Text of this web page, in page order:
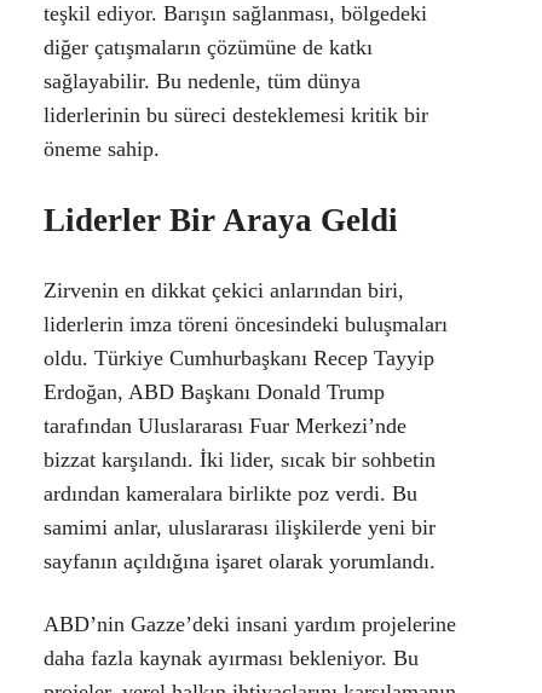
teşkil ediyor. Barışın sağlanması, bölgedeki
diğer çatışmaların çözümüne de katkı
sağlayabilir. Bu nedenle, tüm dünya
liderlerinin bu süreci desteklemesi kritik bir
öneme sahip.
Liderler Bir Araya Geldi
Zirvenin en dikkat çekici anlarından biri,
liderlerin imza töreni öncesindeki buluşmaları
oldu. Türkiye Cumhurbaşkanı Recep Tayyip
Erdoğan, ABD Başkanı Donald Trump
tarafından Uluslararası Fuar Merkezi’nde
bizzat karşılandı. İki lider, sıcak bir sohbetin
ardından kameralara birlikte poz verdi. Bu
samimi anlar, uluslararası ilişkilerde yeni bir
sayfanın açıldığına işaret olarak yorumlandı.
ABD’nin Gazze’deki insani yardım projelerine
daha fazla kaynak ayırması bekleniyor. Bu